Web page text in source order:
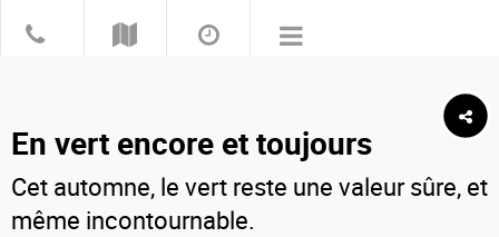
En vert encore et toujours
Cet automne, le vert reste une valeur sûre, et
même incontournable.